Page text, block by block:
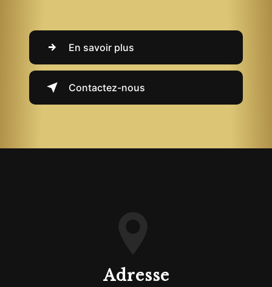
En savoir plus
Contactez-nous
Adresse